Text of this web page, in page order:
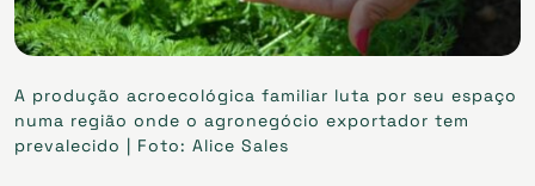
A produção acroecológica familiar luta por seu espaço
numa região onde o agronegócio exportador tem
prevalecido | Foto: Alice Sales